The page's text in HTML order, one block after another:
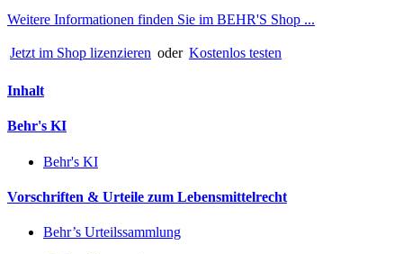
Weitere Informationen finden Sie im BEHR'S Shop ...
Jetzt im Shop lizenzieren oder Kostenlos testen
Inhalt
Behr's KI
Behr's KI
Vorschriften & Urteile zum Lebensmittelrecht
Behr’s Urteilssammlung